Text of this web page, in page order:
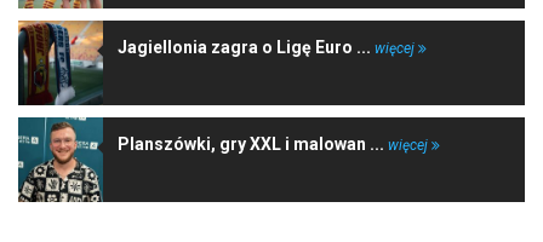
Jagiellonia zagra o Ligę Euro ... więcej
Planszówki, gry XXL i malowan ... więcej